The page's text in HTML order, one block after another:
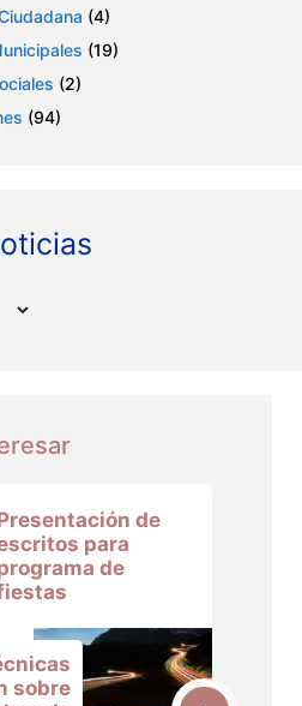
(4)
(19)
(2)
(94)
de
para
de
sobre